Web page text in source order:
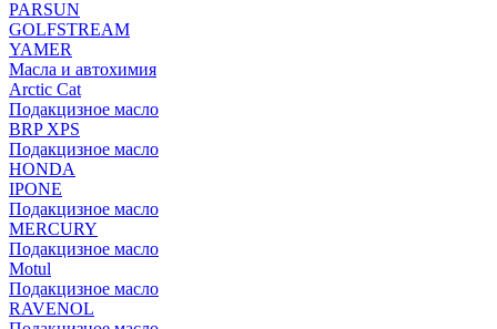
PARSUN
GOLFSTREAM
YAMER
Масла и автохимия
Arctic Cat
Подакцизное масло
BRP XPS
Подакцизное масло
HONDA
IPONE
Подакцизное масло
MERCURY
Подакцизное масло
Motul
Подакцизное масло
RAVENOL